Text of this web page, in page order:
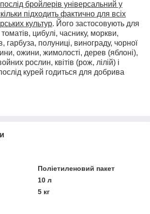
бройлерів універсальний у
підходить фактично для всіх
культур. Його застосовують для
цибулі, часнику, моркви,
гарбуза, полуниці, винограду, чорної
ожини, жимолості, дерев (яблоні),
рослин, квітів (рож, лілій) і
курей годиться для добрива
Поліетиленовий пакет
10 л
5 кг